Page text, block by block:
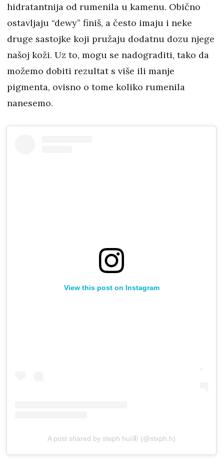
hidratantnija od rumenila u kamenu. Obično
ostavljaju “dewy” finiš, a često imaju i neke
druge sastojke koji pružaju dodatnu dozu njege
našoj koži. Uz to, mogu se nadograditi, tako da
možemo dobiti rezultat s više ili manje
pigmenta, ovisno o tome koliko rumenila
nanesemo.
View this post on Instagram
A post shared by steph hui🦋 (@stxph.h)